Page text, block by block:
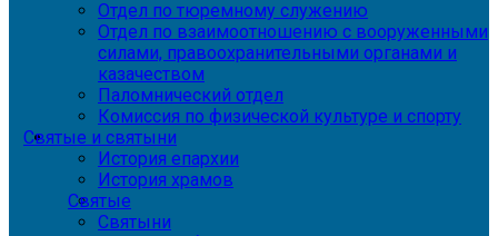
Отдел по тюремному служению
Отдел по взаимоотношению с вооруженными
силами, правоохранительными органами и
казачеством
Паломнический отдел
Комиссия по физической культуре и спорту
Святые и святыни
История епархии
История храмов
Святые
Святыни